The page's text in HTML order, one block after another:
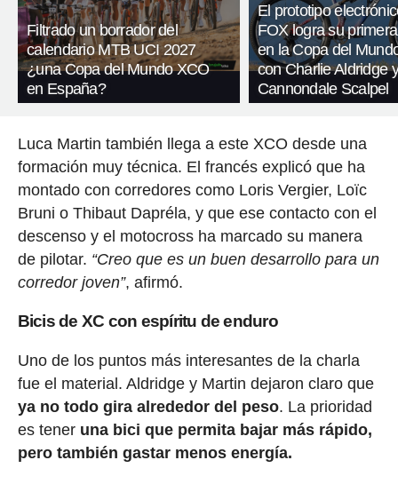
Filtrado un borrador del
calendario MTB UCI 2027
¿una Copa del Mundo XCO
en España?
El prototipo
FOX logra su
en la Copa del
con Charlie Aldridge
Cannondale Scalpel
Luca Martin también llega a este XCO desde una
formación muy técnica. El francés explicó que ha
montado con corredores como Loris Vergier, Loïc
Bruni o Thibaut Dapréla, y que ese contacto con el
descenso y el motocross ha marcado su manera
de pilotar. “Creo que es un buen desarrollo para un
corredor joven”, afirmó.
Bicis de XC con espíritu de enduro
Uno de los puntos más interesantes de la charla
fue el material. Aldridge y Martin dejaron claro que
ya no todo gira alrededor del peso. La prioridad
es tener una bici que permita bajar más rápido,
pero también gastar menos energía.